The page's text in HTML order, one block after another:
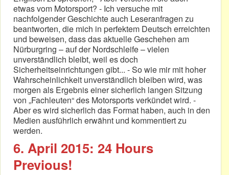
etwas vom Motorsport? - Ich versuche mit
nachfolgender Geschichte auch Leseranfragen zu
beantworten, die mich in perfektem Deutsch erreichten
und beweisen, dass das aktuelle Geschehen am
Nürburgring – auf der Nordschleife – vielen
unverständlich bleibt, weil es doch
Sicherheitseinrichtungen gibt... - So wie mir mit hoher
Wahrscheinlichkeit unverständlich bleiben wird, was
morgen als Ergebnis einer sicherlich langen Sitzung
von „Fachleuten“ des Motorsports verkündet wird. -
Aber es wird sicherlich das Format haben, auch in den
Medien ausführlich erwähnt und kommentiert zu
werden.
6. April 2015: 24 Hours
Previous!